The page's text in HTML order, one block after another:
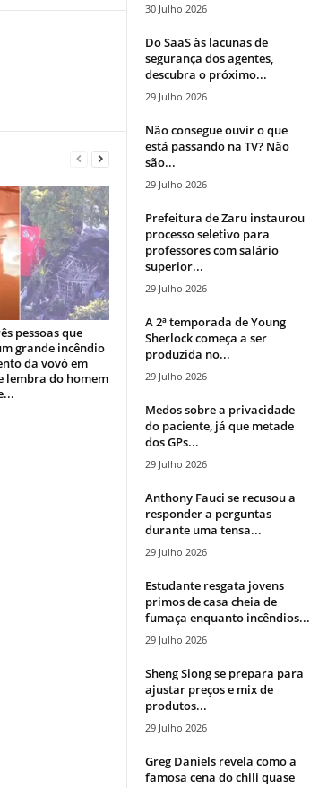
pessoas que
grande incêndio
da vovó em
lembra do homem
30 Julho 2026
Do SaaS às lacunas de
segurança dos agentes,
descubra o próximo...
29 Julho 2026
Não consegue ouvir o que
está passando na TV? Não
são...
29 Julho 2026
Prefeitura de Zaru instaurou
processo seletivo para
professores com salário
superior...
29 Julho 2026
A 2ª temporada de Young
Sherlock começa a ser
produzida no...
29 Julho 2026
Medos sobre a privacidade
do paciente, já que metade
dos GPs...
29 Julho 2026
Anthony Fauci se recusou a
responder a perguntas
durante uma tensa...
29 Julho 2026
Estudante resgata jovens
primos de casa cheia de
fumaça enquanto incêndios...
29 Julho 2026
Sheng Siong se prepara para
ajustar preços e mix de
produtos...
29 Julho 2026
Greg Daniels revela como a
famosa cena do chili quase